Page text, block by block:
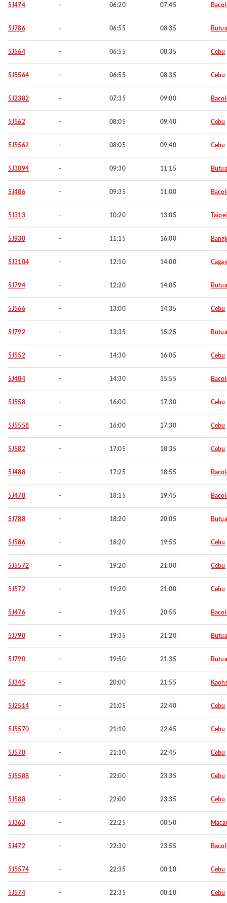
5J474 - 06:20 07:45
5J786 - 06:55 08:35
5J564 - 06:55 08:35 Cebu
5J5564 - 06:55 08:35 Cebu
5J2382 - 07:35 09:00
5J562 - 08:05 09:40 Cebu
5J5562 - 08:05 09:40 Cebu
5J3094 - 09:30 11:15
5J486 - 09:35 11:00
5J313 - 10:20 13:05 Taipei
5J930 - 11:15 16:00
5J3104 - 12:10 14:00
5J794 - 12:20 14:05
5J566 - 13:00 14:35 Cebu
5J792 - 13:35 15:25
5J552 - 14:30 16:05 Cebu
5J484 - 14:30 15:55
5J558 - 16:00 17:30 Cebu
5J5558 - 16:00 17:30 Cebu
5J582 - 17:05 18:35 Cebu
5J488 - 17:25 18:55
5J478 - 18:15 19:45
5J788 - 18:20 20:05
5J586 - 18:20 19:55 Cebu
5J5572 - 19:20 21:00 Cebu
5J572 - 19:20 21:00 Cebu
5J476 - 19:25 20:55
5J790 - 19:35 21:20
5J790 - 19:50 21:35
5J345 - 20:00 21:55
5J2514 - 21:05 22:40 Cebu
5J5570 - 21:10 22:45 Cebu
5J570 - 21:10 22:45 Cebu
5J5588 - 22:00 23:35 Cebu
5J588 - 22:00 23:35 Cebu
5J363 - 22:25 00:50
5J472 - 22:30 23:55
5J5574 - 22:35 00:10 Cebu
5J574 - 22:35 00:10 Cebu